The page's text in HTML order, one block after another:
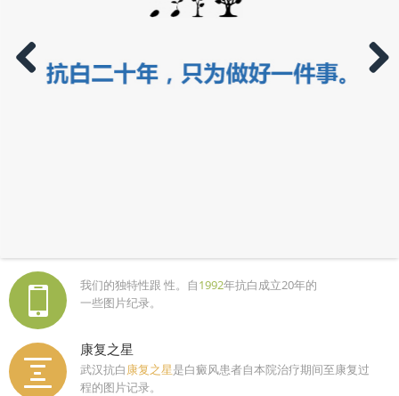
Previous
我们的独特性跟 性。自1992年抗白成立20年的
一些图片纪录。
康复之星
武汉抗白康复之星是白癜风患者自本院治疗期间至康复过
程的图片记录。